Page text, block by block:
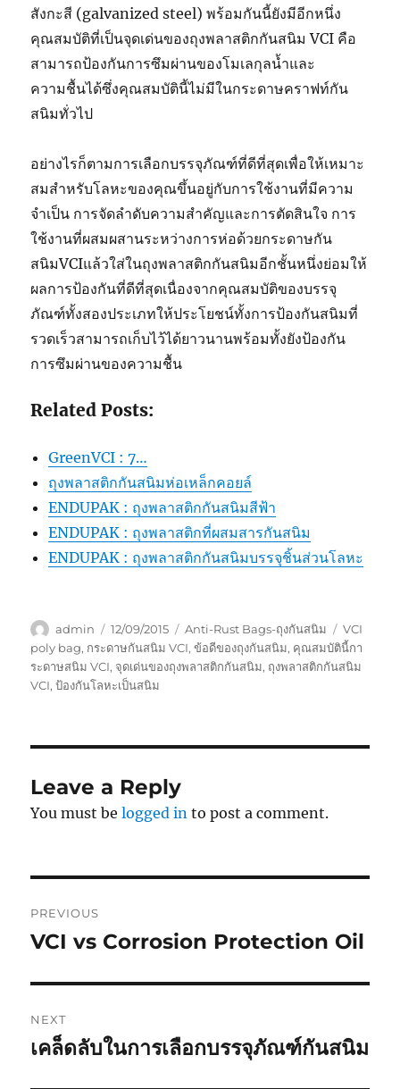
สังกะสี (galvanized steel) พร้อมกันนี้ยังมีอีกหนึ่ง
คุณสมบัติที่เป็นจุดเด่นของถุงพลาสติกกันสนิม VCI คือ
สามารถป้องกันการซึมผ่านของโมเลกุลน้ำและ
ความชื้นได้ซึ่งคุณสมบัตินี้ไม่มีในกระดาษคราฟท์กัน
สนิมทั่วไป
อย่างไรก็ตามการเลือกบรรจุภัณฑ์ที่ดีที่สุดเพื่อให้เหมาะ
สมสำหรับโลหะของคุณขึ้นอยู่กับการใช้งานที่มีความ
จำเป็น การจัดลำดับความสำคัญและการตัดสินใจ การ
ใช้งานที่ผสมผสานระหว่างการห่อด้วยกระดาษกัน
สนิมVCIแล้วใส่ในถุงพลาสติกกันสนิมอีกชั้นหนึ่งย่อมให้
ผลการป้องกันที่ดีที่สุดเนื่องจากคุณสมบัติของบรรจุ
ภัณฑ์ทั้งสองประเภทให้ประโยชน์ทั้งการป้องกันสนิมที่
รวดเร็วสามารถเก็บไว้ได้ยาวนานพร้อมทั้งยังป้องกัน
การซึมผ่านของความชื้น
Related Posts:
GreenVCI : 7…
ถุงพลาสติกกันสนิมห่อเหล็กคอยล์
ENDUPAK : ถุงพลาสติกกันสนิมสีฟ้า
ENDUPAK : ถุงพลาสติกที่ผสมสารกันสนิม
ENDUPAK : ถุงพลาสติกกันสนิมบรรจุชิ้นส่วนโลหะ
Author
admin
Posted
on
12/09/2015 Categories
Anti-Rust Bags-ถุงกันสนิม Tags
VCI
poly bag, กระดาษกันสนิม VCI,ข้อดีของถุงกันสนิม, คุณสมบัตินี้กา
ระดาษสนิม VCI, จุดเด่นของถุงพลาสติกกันสนิม, ถุงพลาสติกกันสนิม
VCI,ป้องกันโลหะเป็นสนิม
Leave a Reply
You must belogged in to post a comment.
navigation
PREVIOUS
Previous
VCI vs Corrosion Protection Oil
NEXT
Next
เคล็ดลับในการเลือกบรรจุภัณฑ์กันสนิม